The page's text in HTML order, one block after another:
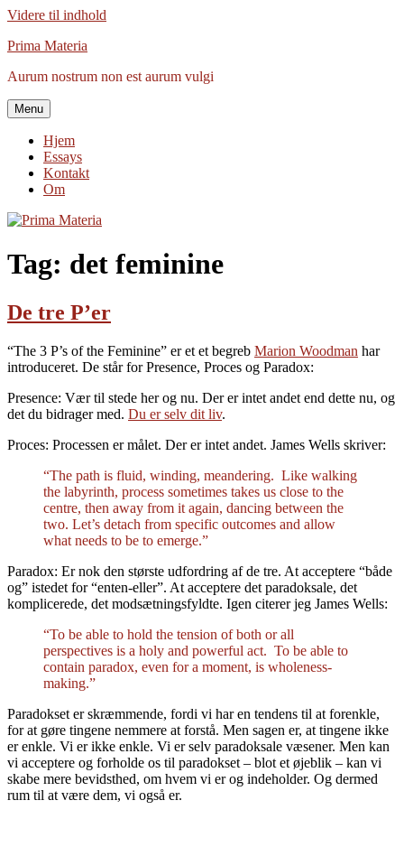
Videre til indhold
Prima Materia
Aurum nostrum non est aurum vulgi
Menu
Hjem
Essays
Kontakt
Om
Tag: det feminine
De tre P’er
“The 3 P’s of the Feminine” er et et begreb Marion Woodman har
introduceret. De står for Presence, Proces og Paradox:
Presence: Vær til stede her og nu. Der er intet andet end dette nu, og
det du bidrager med. Du er selv dit liv.
Proces: Processen er målet. Der er intet andet. James Wells skriver:
“The path is fluid, winding, meandering. Like walking
the labyrinth, process sometimes takes us close to the
centre, then away from it again, dancing between the
two. Let’s detach from specific outcomes and allow
what needs to be to emerge.”
Paradox: Er nok den største udfordring af de tre. At acceptere “både
og” istedet for “enten-eller”. At acceptere det paradoksale, det
komplicerede, det modsætningsfyldte. Igen citerer jeg James Wells:
“To be able to hold the tension of both or all
perspectives is a holy and powerful act. To be able to
contain paradox, even for a moment, is wholeness-
making.”
Paradokset er skræmmende, fordi vi har en tendens til at forenkle,
for at gøre tingene nemmere at forstå. Men sagen er, at tingene ikke
er enkle. Vi er ikke enkle. Vi er selv paradoksale væsener. Men kan
vi acceptere og forholde os til paradokset – blot et øjeblik – kan vi
skabe mere bevidsthed, om hvem vi er og indeholder. Og dermed
rum til at være dem, vi også er.